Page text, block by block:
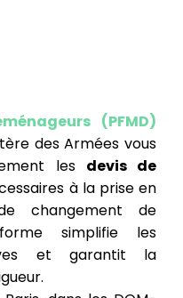
(PFMD)
des Armées vous
les devis de
à la prise en
changement de
simplifie les
et garantit la